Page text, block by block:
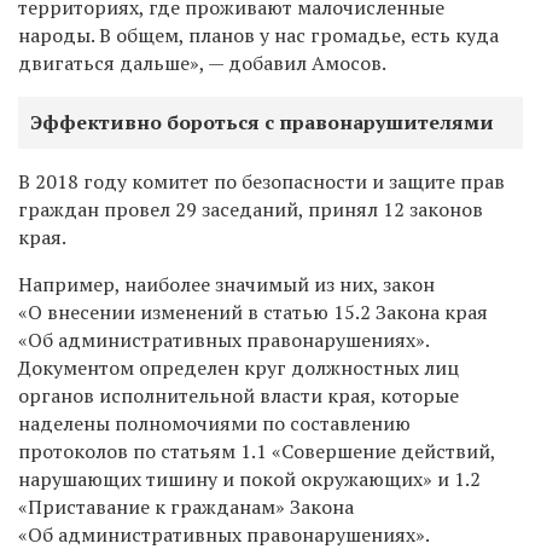
территориях, где проживают малочисленные
народы. В общем, планов у нас громадье, есть куда
двигаться дальше», — добавил Амосов.
Эффективно бороться с правонарушителями
В 2018 году комитет по безопасности и защите прав
граждан провел 29 заседаний, принял 12 законов
края.
Например, наиболее значимый из них, закон
«О внесении изменений в статью 15.2 Закона края
«Об административных правонарушениях».
Документом определен круг должностных лиц
органов исполнительной власти края, которые
наделены полномочиями по составлению
протоколов по статьям 1.1 «Совершение действий,
нарушающих тишину и покой окружающих» и 1.2
«Приставание к гражданам» Закона
«Об административных правонарушениях».